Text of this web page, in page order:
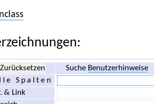
Zurücksetzen Suche Benutzerhinweise
Spalten
& Link